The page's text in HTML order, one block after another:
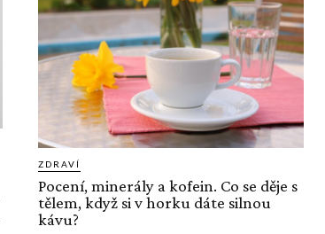
ZDRAVÍ
Pocení, minerály a kofein. Co se děje s
tělem, když si v horku dáte silnou
kávu?